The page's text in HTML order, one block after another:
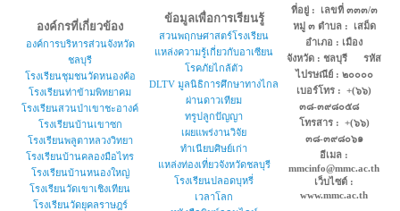
องค์กรที่เกี่ยวข้อง
องค์การบริหารส่วนจังหวัด
ชลบุรี
โรงเรียนชุมชนวัดหนองค้อ
โรงเรียนท่าข้ามพิทยาคม
โรงเรียนสวนป่าเขาชะอางค์
โรงเรียนบ้านเขาซก
โรงเรียนพลูตาหลวงวิทยา
โรงเรียนบ้านคลองมือไทร
โรงเรียนบ้านหนองใหญ่
โรงเรียนวัดเขาเชิงเทียน
โรงเรียนวัดยุคลราษฎร์
ข้อมูลเพื่อการเรียนรู้
สวนพฤกษศาสตร์โรงเรียน
แหล่งความรู้เกี่ยวกับอาเซียน
โรคภัยไกล้ตัว
DLTV มูลนิธิการศึกษาทางไกล
ผ่านดาวเทียม
ทรูปลูกปัญญา
เผยแพร่งานวิจัย
ทำเนียบศิษย์เก่า
แหล่งท่องเที่ยวจังหวัดชลบุรี
โรงเรียนปลอดบุหรี่
เวลาโลก
ที่อยู่ : เลขที่ ๓๓๓/๓
หมู่ ๓ ตำบล : เสม็ด
อำเภอ : เมือง
จังหวัด : ชลบุรี รหัส
ไปรษณีย์ : ๒๐๐๐๐
เบอร์โทร : +(๖๖)
๓๘-๓๙๘๐๕๘
โทรสาร : +(๖๖)
๓๘-๓๙๘๐๖๑
อีเมล :
mmcinfo@mmc.ac.th
เว็บไซต์ :
www.mmc.ac.th